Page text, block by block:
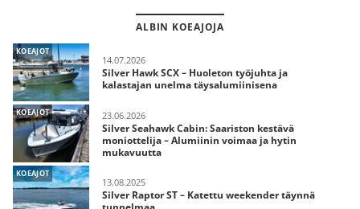
ALBIN KOEAJOJA
KOEAJOT
14.07.2026
Silver Hawk SCX – Huoleton työjuhta ja
kalastajan unelma täysalumiinisena
KOEAJOT 23.06.2026
Silver Seahawk Cabin: Saariston kestävä
moniottelija – Alumiinin voimaa ja hytin
mukavuutta
KOEAJOT
13.08.2025
Silver Raptor ST – Katettu weekender täynnä